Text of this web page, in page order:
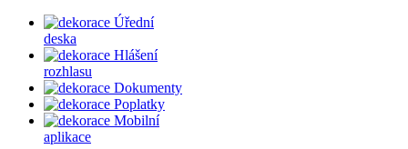
Úřední
deska
Hlášení
rozhlasu
Dokumenty
Poplatky
Mobilní
aplikace